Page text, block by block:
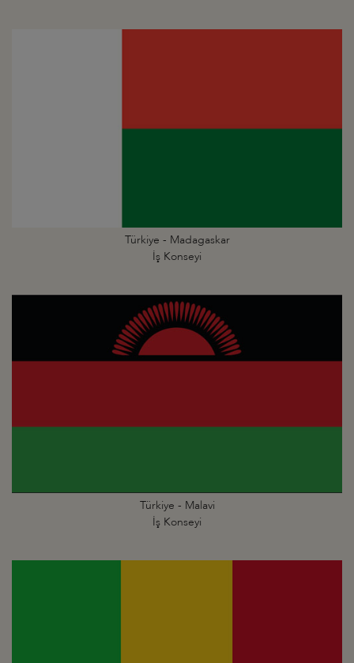
Türkiye - Madagaskar
İş Konseyi
Türkiye - Malavi
İş Konseyi